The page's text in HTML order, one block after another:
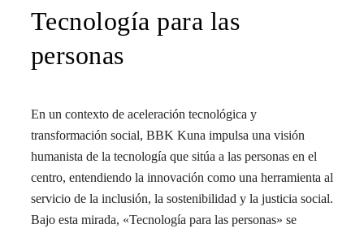
Tecnología para las
personas
En un contexto de aceleración tecnológica y
transformación social, BBK Kuna impulsa una visión
humanista de la tecnología que sitúa a las personas en el
centro, entendiendo la innovación como una herramienta al
servicio de la inclusión, la sostenibilidad y la justicia social.
Bajo esta mirada, «Tecnología para las personas» se